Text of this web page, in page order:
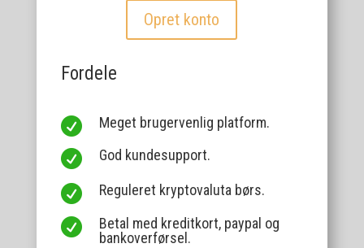
Opret konto
Fordele
 Meget brugervenlig platform.
 God kundesupport.
 Reguleret kryptovaluta børs.

Betal med kreditkort, paypal og
bankoverførsel.